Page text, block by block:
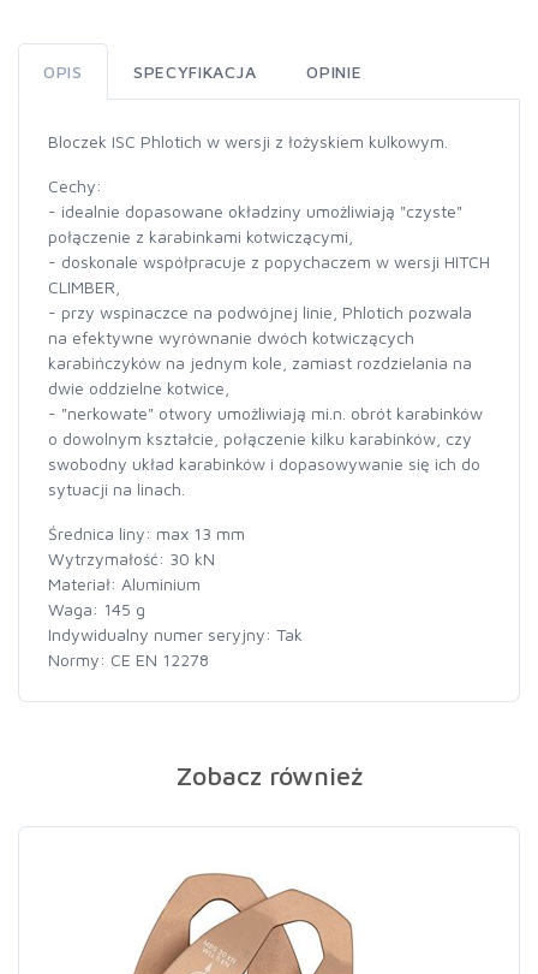
OPIS SPECYFIKACJA OPINIE
Bloczek ISC Phlotich w wersji z łożyskiem kulkowym.
Cechy:
- idealnie dopasowane okładziny umożliwiają "czyste"
połączenie z karabinkami kotwiczącymi,
- doskonale współpracuje z popychaczem w wersji HITCH
CLIMBER,
- przy wspinaczce na podwójnej linie, Phlotich pozwala
na efektywne wyrównanie dwóch kotwiczących
karabińczyków na jednym kole, zamiast rozdzielania na
dwie oddzielne kotwice,
- "nerkowate" otwory umożliwiają mi.n. obrót karabinków
o dowolnym kształcie, połączenie kilku karabinków, czy
swobodny układ karabinków i dopasowywanie się ich do
sytuacji na linach.
Średnica liny: max 13 mm
Wytrzymałość: 30 kN
Materiał: Aluminium
Waga: 145 g
Indywidualny numer seryjny: Tak
Normy: CE EN 12278
Zobacz również